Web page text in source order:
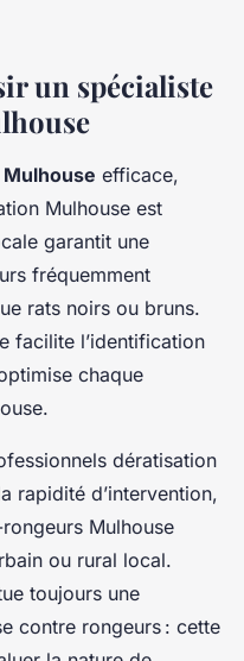
un spécialiste
efficace,
Mulhouse est
garantit une
fréquemment
rats noirs ou bruns.
facilite l’identification
chaque
dératisation
rapidité d’intervention,
Mulhouse
ou rural local.
toujours une
contre rongeurs : cette